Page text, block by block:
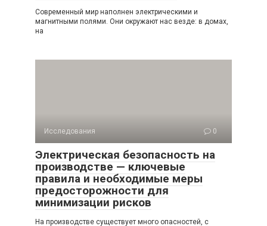
Современный мир наполнен электрическими и
магнитными полями. Они окружают нас везде: в домах,
на
Исследования 0
Электрическая безопасность на
производстве — ключевые
правила и необходимые меры
предосторожности для
минимизации рисков
На производстве существует много опасностей, с